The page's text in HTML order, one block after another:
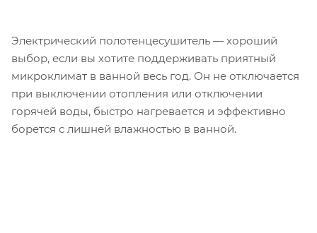
Электрический полотенцесушитель — хороший
выбор, если вы хотите поддерживать приятный
микроклимат в ванной весь год. Он не отключается
при выключении отопления или отключении
горячей воды, быстро нагревается и эффективно
борется с лишней влажностью в ванной.